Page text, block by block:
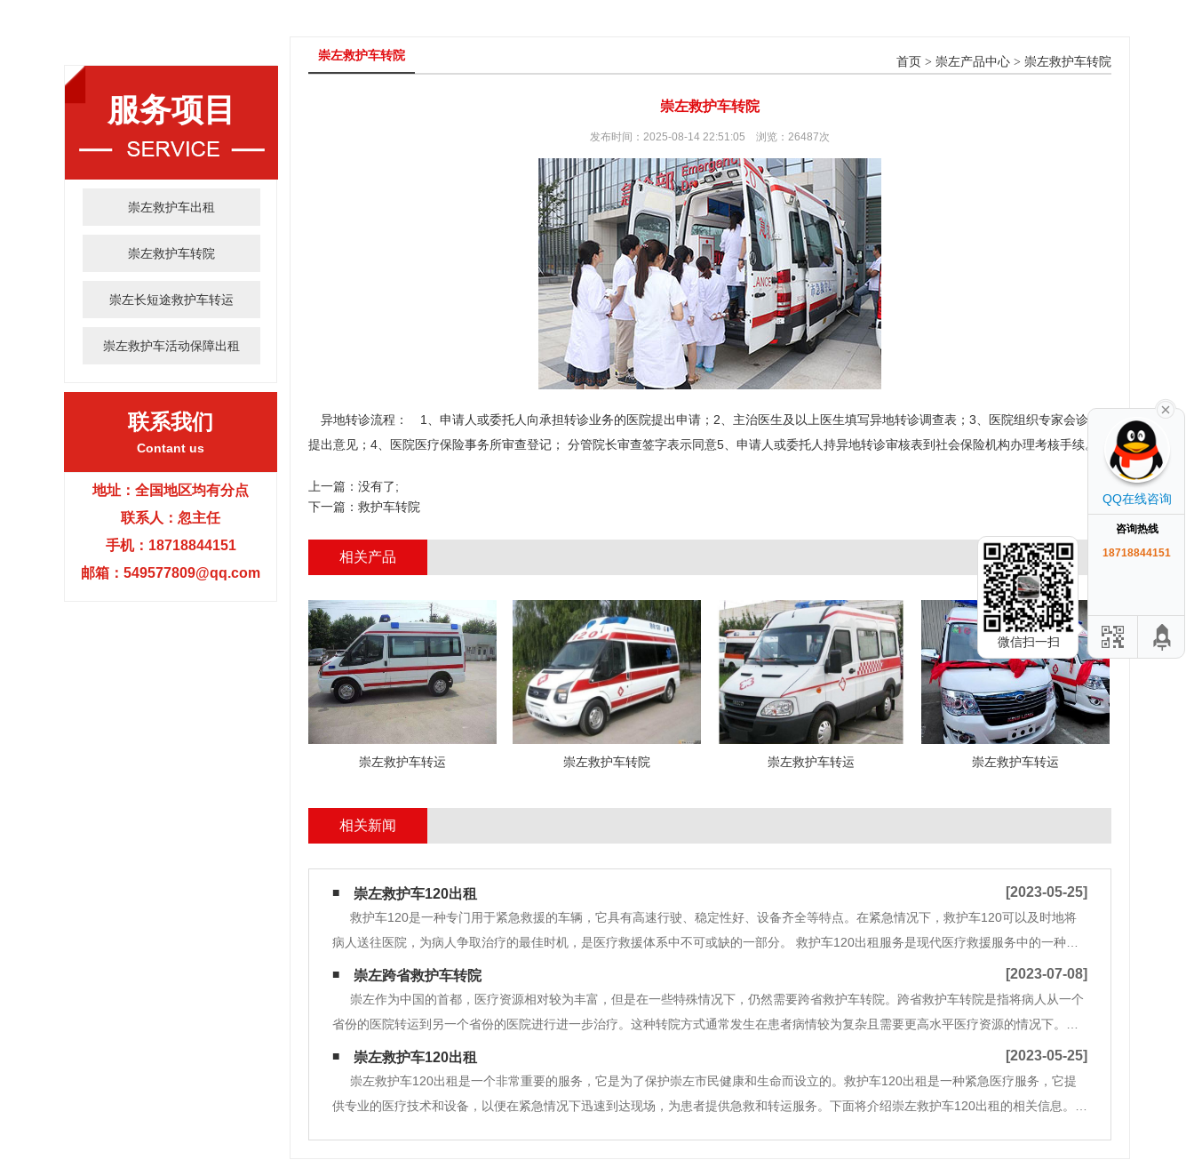
服务项目
崇左救护车出租
崇左救护车转院
崇左长短途救护车转运
崇左救护车活动保障出租
联系我们
Contant us
地址：全国地区均有分点
联系人：忽主任
手机：18718844151
邮箱：549577809@qq.com
崇左救护车转院 首页 > 崇左产品中心 > 崇左救护车转院
崇左救护车转院
发布时间：2025-08-14 22:51:05 浏览：26487次
异地转诊流程： 1、申请人或委托人向承担转诊业务的医院提出申请；2、主治医生及以上医生填写异地转诊调查表；3、医院组织专家会诊并
提出意见；4、医院医疗保险事务所审查登记； 分管院长审查签字表示同意5、申请人或委托人持异地转诊审核表到社会保险机构办理考核手续。
上一篇：没有了;
下一篇： 救护车转院
相关产品
崇左救护车转运 崇左救护车转院 崇左救护车转运 崇左救护车转运
相关新闻
崇左救护车120出租 [2023-05-25]
救护车120是一种专门用于紧急救援的车辆，它具有高速行驶、稳定性好、设备齐全等特点。在紧急情况下，救护车120可以及时地将
病人送往医院，为病人争取治疗的最佳时机，是医疗救援体系中不可或缺的一部分。 救护车120出租服务是现代医疗救援服务中的一种创
新形式。随着社会的发展和人们生活水平的提高，人们对生命健康的重视程度越来越高，因此救护车120出租服务也得到了广泛的关注和应
用。 救护车120出租服务的优
崇左跨省救护车转院 [2023-07-08]
崇左作为中国的首都，医疗资源相对较为丰富，但是在一些特殊情况下，仍然需要跨省救护车转院。跨省救护车转院是指将病人从一个
省份的医院转运到另一个省份的医院进行进一步治疗。这种转院方式通常发生在患者病情较为复杂且需要更高水平医疗资源的情况下。崇
左跨省救护车转院的高质量主要体现在以下几个方面。 首先，崇左拥有一流的医疗资源。崇左是中国的医疗中心之一，拥有许多高水平的
医院和专家团队。这些医院和专家在各个领域
崇左救护车120出租 [2023-05-25]
崇左救护车120出租是一个非常重要的服务，它是为了保护崇左市民健康和生命而设立的。救护车120出租是一种紧急医疗服务，它提
供专业的医疗技术和设备，以便在紧急情况下迅速到达现场，为患者提供急救和转运服务。下面将介绍崇左救护车120出租的相关信息。首
QQ在线咨询
咨询热线
18718844151
微信扫一扫